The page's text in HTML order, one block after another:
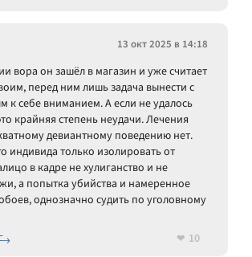
13 окт 2025 в 14:18
вора он зашёл в магазин и уже считает
перед ним лишь задача вынести с
к себе вниманием. А если не удалось
крайняя степень неудачи. Лечения
девиантному поведению нет.
индивида только изолировать от
в кадре не хулиганство и не
а попытка убийства и намеренное
однозначно судить по уголовному
10